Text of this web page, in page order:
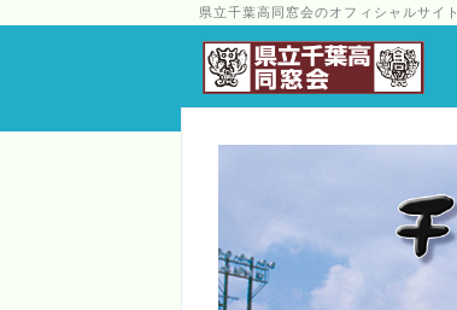
県立千葉高同窓会のオフィシャルサイト